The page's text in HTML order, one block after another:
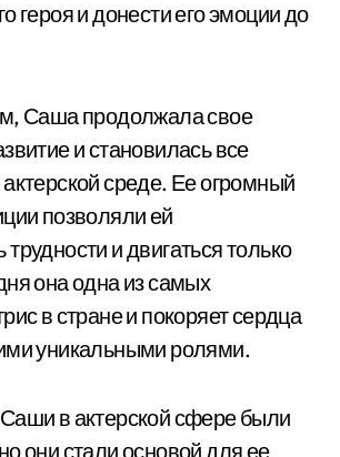
героя и донести его эмоции до
Саша продолжала свое
и становилась все
среде. Ее огромный
позволяли ей
и двигаться только
она одна из самых
в стране и покоряет сердца
уникальными ролями.
в актерской сфере были
они стали основой для ее